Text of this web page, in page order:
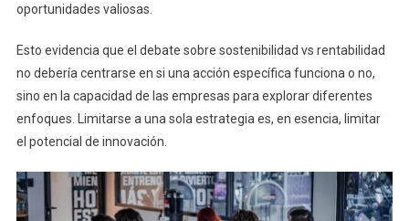
oportunidades valiosas.
Esto evidencia que el debate sobre sostenibilidad vs rentabilidad
no debería centrarse en si una acción específica funciona o no,
sino en la capacidad de las empresas para explorar diferentes
enfoques. Limitarse a una sola estrategia es, en esencia, limitar
el potencial de innovación.